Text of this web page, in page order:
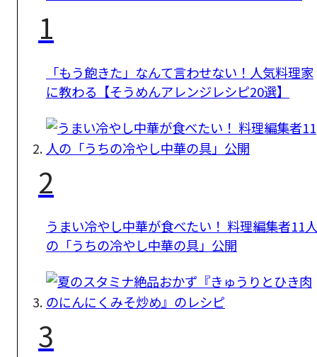
1
「もう飽きた」なんて言わせない！人気料理家
に教わる【そうめんアレンジレシピ20選】
2
うまい冷やし中華が食べたい！ 料理編集者11人
の「うちの冷やし中華の具」公開
3